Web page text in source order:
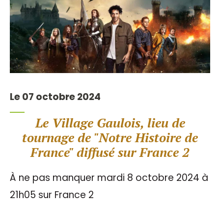
Le 07 octobre 2024
Le Village Gaulois, lieu de
tournage de "Notre Histoire de
France" diffusé sur France 2
À ne pas manquer mardi 8 octobre 2024 à
21h05 sur France 2